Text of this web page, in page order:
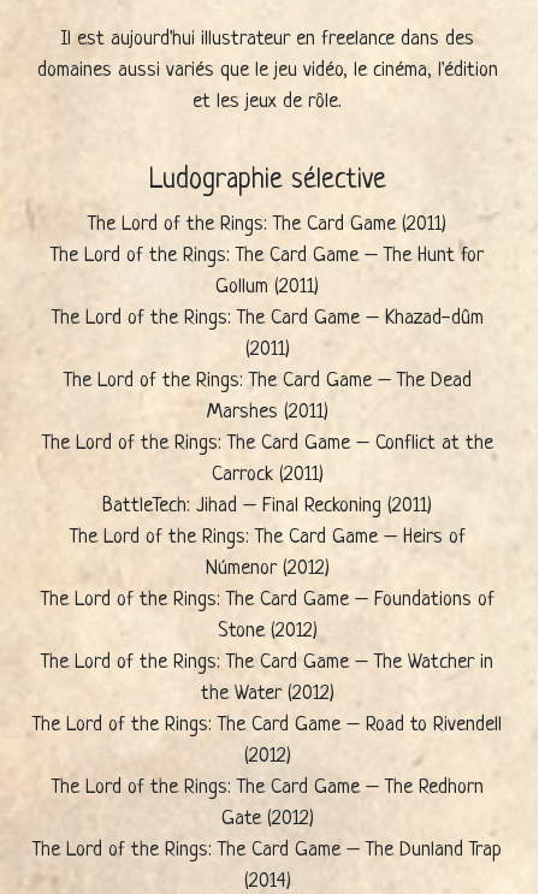
Il est aujourd'hui illustrateur en freelance dans des
domaines aussi variés que le jeu vidéo, le cinéma, l'édition
et les jeux de rôle.
Ludographie sélective
The Lord of the Rings: The Card Game (2011)
The Lord of the Rings: The Card Game – The Hunt for
Gollum (2011)
The Lord of the Rings: The Card Game – Khazad-dûm
(2011)
The Lord of the Rings: The Card Game – The Dead
Marshes (2011)
The Lord of the Rings: The Card Game – Conflict at the
Carrock (2011)
BattleTech: Jihad – Final Reckoning (2011)
The Lord of the Rings: The Card Game – Heirs of
Númenor (2012)
The Lord of the Rings: The Card Game – Foundations of
Stone (2012)
The Lord of the Rings: The Card Game – The Watcher in
the Water (2012)
The Lord of the Rings: The Card Game – Road to Rivendell
(2012)
The Lord of the Rings: The Card Game – The Redhorn
Gate (2012)
The Lord of the Rings: The Card Game – The Dunland Trap
(2014)